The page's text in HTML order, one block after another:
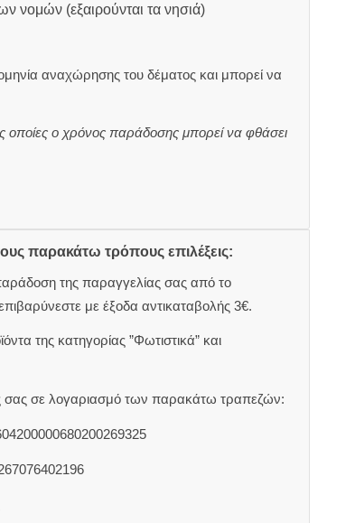
νομών (εξαιρούνται τα νησιά)
αναχώρησης του δέματος και μπορεί να
οποίες ο χρόνος παράδοσης μπορεί να φθάσει
παρακάτω τρόπους επιλέξεις:
της παραγγελίας σας από το
με έξοδα αντικαταβολής 3€.
της κατηγορίας ”Φωτιστικά” και
σας σε λογαριασμό των παρακάτω τραπεζών: